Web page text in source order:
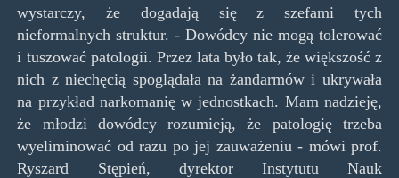
wystarczy, że dogadają się z szefami tych
nieformalnych struktur. - Dowódcy nie mogą tolerować
i tuszować patologii. Przez lata było tak, że większość z
nich z niechęcią spoglądała na żandarmów i ukrywała
na przykład narkomanię w jednostkach. Mam nadzieję,
że młodzi dowódcy rozumieją, że patologię trzeba
wyeliminować od razu po jej zauważeniu - mówi prof.
Ryszard Stępień, dyrektor Instytutu Nauk